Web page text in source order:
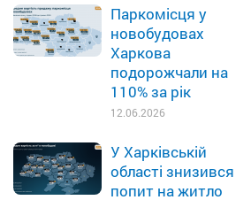
Паркомісця у
новобудовах
Харкова
подорожчали на
110% за рік
12.06.2026
У Харківській
області знизився
попит на житло